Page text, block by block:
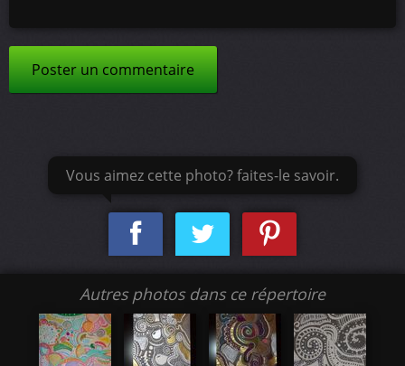
Poster un commentaire
Vous aimez cette photo? faites-le savoir.
Autres photos dans ce répertoire